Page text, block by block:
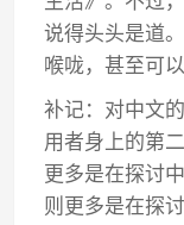
说得头头是道
喉咙，甚至可
补记：对中文
用者身上的第
更多是在探讨
则更多是在探